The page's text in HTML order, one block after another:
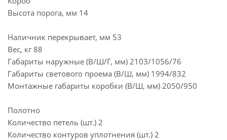
Высота порога, мм 14
Наличник перекрывает, мм 53
Вес, кг 88
Габариты наружные (В/Ш/Г, мм) 2103/1056/76
Габариты светового проема (В/Ш, мм) 1994/832
Монтажные габариты коробки (В/Ш, мм) 2050/950
Полотно
Количество петель (шт.) 2
Количество контуров уплотнения (шт.) 2